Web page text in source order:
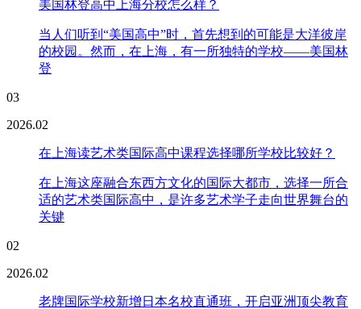
美国林登高中上海分校怎么样？
当人们听到“美国高中”时，首先想到的可能是大洋彼岸
的校园。然而，在上海，有一所独特的学校——美国林
登
03
2026.02
在上海读艺术类国际高中课程选择哪所学校比较好？
在上海这座融合东西方文化的国际大都市，选择一所合
适的艺术类国际高中，是许多艺术学子走向世界舞台的
关键
02
2026.02
老牌国际学校新增日本名校直通班，开启亚洲顶尖教育